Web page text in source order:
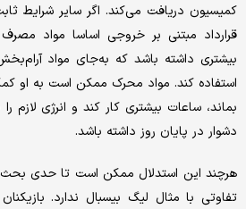
کمیسیون دریافت می‌کند. اگر سایر شرایط
قرارداد مبتنی بر خروجی اساسا مواد
بیشتری داشته باشد که به‌جای مواد
استفاده کند. مواد محرک ممکن است به او
بماند، ساعات بیشتری کار کند و انرژی
دشوار در پایان روز داشته باشد.
هرچند این استدلال ممکن است تا حدی
تفاوتی با مثال لیگ بیسبال ندارد.